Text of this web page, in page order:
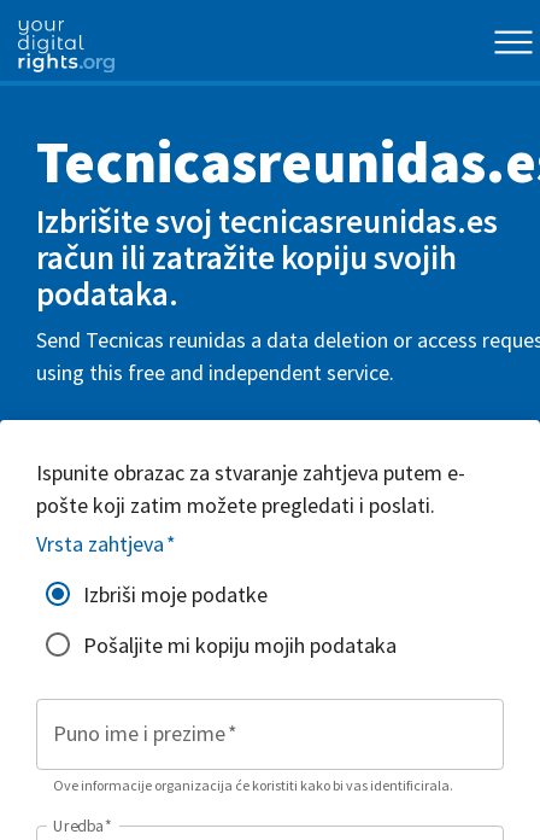
Izbrišite svoj tecnicasreunidas.es
račun ili zatražite kopiju svojih
podataka.
Send Tecnicas reunidas a data deletion or access
using this free and independent service.
Ispunite obrazac za stvaranje zahtjeva putem e-
pošte koji zatim možete pregledati i poslati.
Vrsta zahtjeva*
Izbriši moje podatke
Pošaljite mi kopiju mojih podataka
Puno ime i prezime*
Ove informacije organizacija će koristiti kako bi vas identificirala.
Uredba*